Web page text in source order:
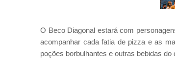
O Beco Diagonal estará com
acompanhar cada fatia de pizza e as
poções borbulhantes e outras bebidas do